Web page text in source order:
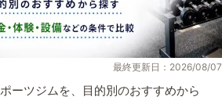
最終更新日：2026/08/07
ーツジムを、目的別のおすすめから